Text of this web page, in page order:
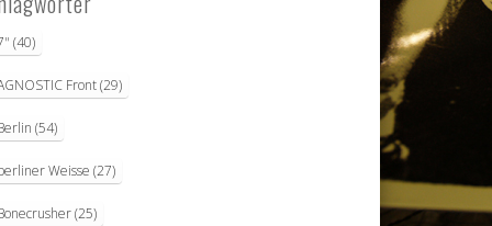
(40)
Front(29)
(54)
Weisse (27)
(25)